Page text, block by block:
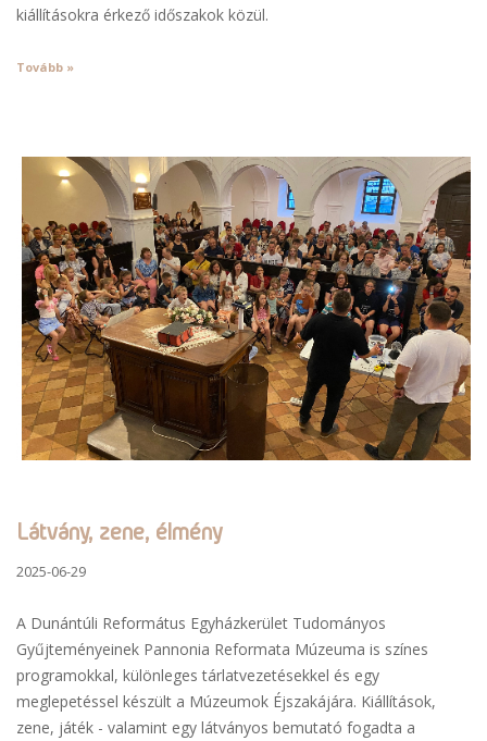
kiállításokra érkező időszakok közül.
Tovább »
Látvány, zene, élmény
2025-06-29
A Dunántúli Református Egyházkerület Tudományos
Gyűjteményeinek Pannonia Reformata Múzeuma is színes
programokkal, különleges tárlatvezetésekkel és egy
meglepetéssel készült a Múzeumok Éjszakájára. Kiállítások,
zene, játék - valamint egy látványos bemutató fogadta a